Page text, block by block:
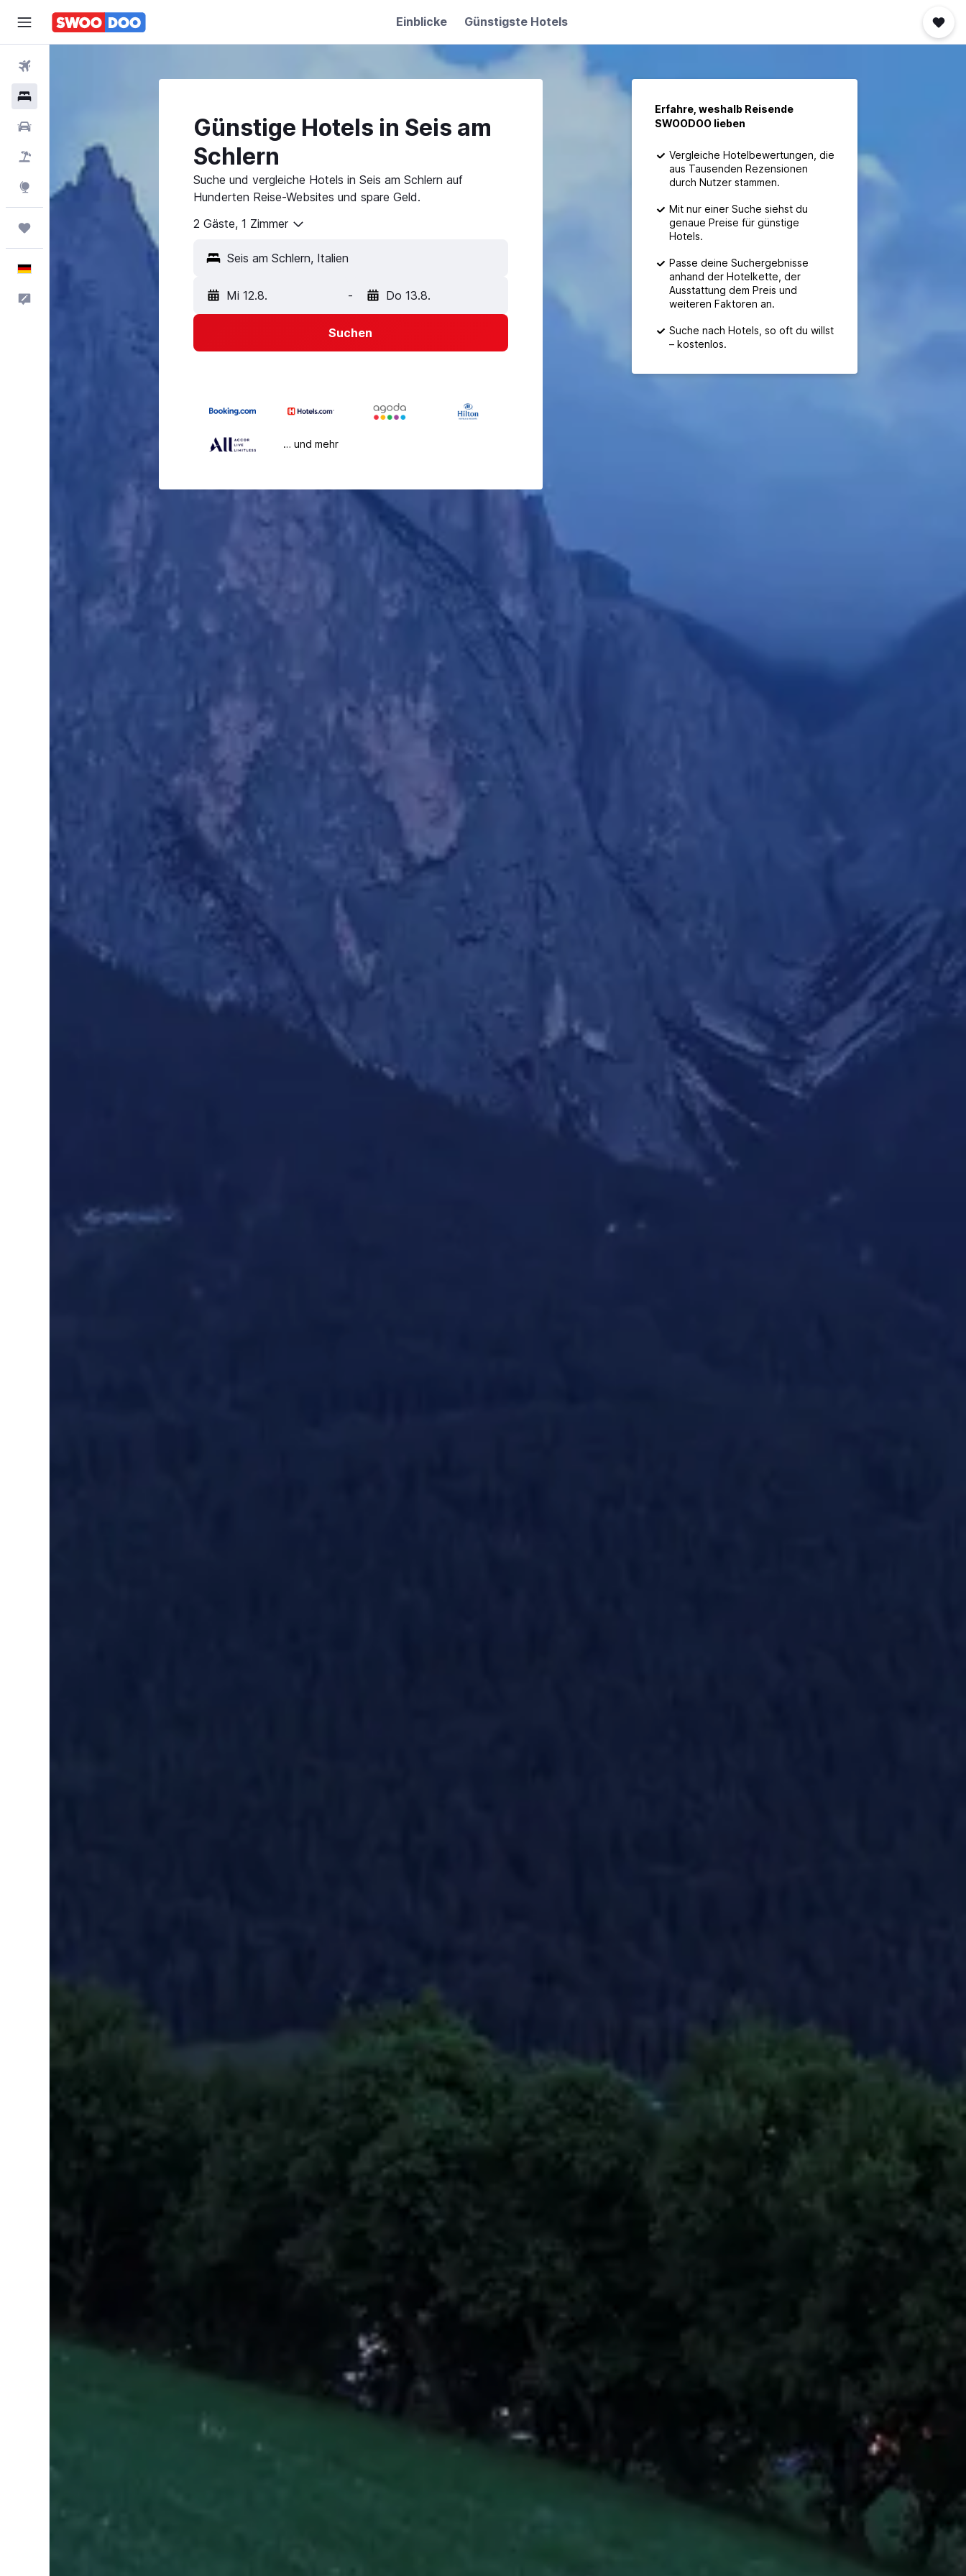
Einblicke Günstigste Hotels
Pauschalreisen
Explore
Günstige Hotels in Seis am
Schlern
Suche und vergleiche Hotels in Seis am Schlern auf
Hunderten Reise-Websites und spare Geld.
2 Gäste, 1 Zimmer
Mi 12.8. - Do 13.8.
Suchen
… und mehr
Erfahre, weshalb Reisende
SWOODOO lieben
Vergleiche Hotelbewertungen, die
aus Tausenden Rezensionen
durch Nutzer stammen.
Mit nur einer Suche siehst du
genaue Preise für günstige
Hotels.
Passe deine Suchergebnisse
anhand der Hotelkette, der
Ausstattung dem Preis und
weiteren Faktoren an.
Suche nach Hotels, so oft du willst
– kostenlos.